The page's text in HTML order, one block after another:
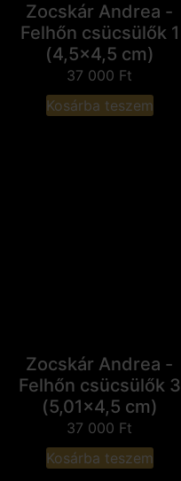
Zocskár Andrea -
Felhőn csücsülők 1
(4,5x4,5 cm)
37 000 Ft
Kosárba teszem
Zocskár Andrea -
Felhőn csücsülők 3
(5,01x4,5 cm)
37 000 Ft
Kosárba teszem